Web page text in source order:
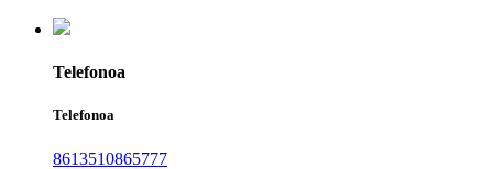
Telefonoa
Telefonoa
8613510865777